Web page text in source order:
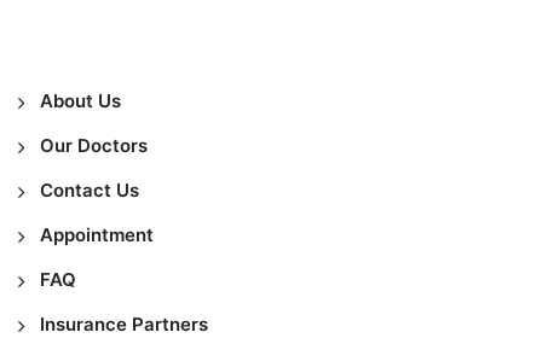
About Us
Our Doctors
Contact Us
Appointment
FAQ
Insurance Partners